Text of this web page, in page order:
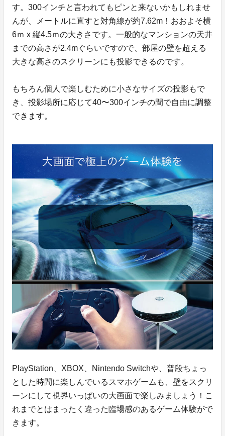
す。300インチと言われてもピンと来ないかもしれませ
んが、メートルに直すと対角線が約7.62m！おおよそ横
6ｍ x 縦4.5ｍの大きさです。一般的なマンションの天井
までの高さが2.4mぐらいですので、部屋の壁を超える
大きな高さのスクリーンにも投影できるのです。
もちろん個人で楽しむために小さなサイズの投影もで
き、投影場所に応じて40〜300インチの間で自由に調整
できます。
PlayStation、XBOX、Nintendo Switchや、普段ちょっ
とした時間に楽しんでいるスマホゲームも、壁をスクリ
ーンにして視界いっぱいの大画面で楽しみましょう！こ
れまでとはまったく違った臨場感のあるゲーム体験がで
きます。